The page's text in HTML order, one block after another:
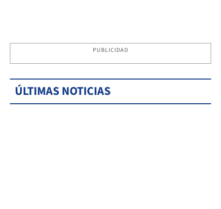
PUBLICIDAD
ÚLTIMAS NOTICIAS